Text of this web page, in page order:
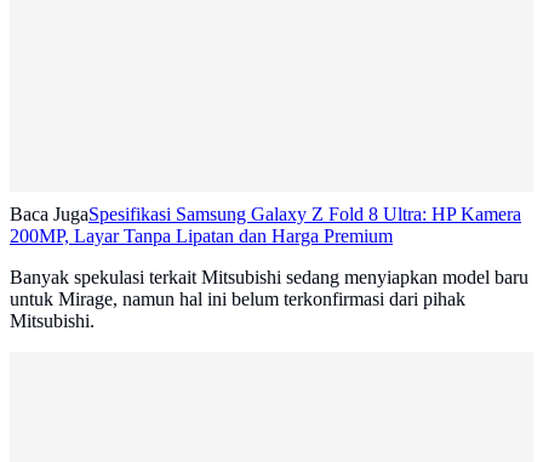
Baca JugaSpesifikasi Samsung Galaxy Z Fold 8 Ultra: HP Kamera
200MP, Layar Tanpa Lipatan dan Harga Premium
Banyak spekulasi terkait Mitsubishi sedang menyiapkan model baru
untuk Mirage, namun hal ini belum terkonfirmasi dari pihak
Mitsubishi.